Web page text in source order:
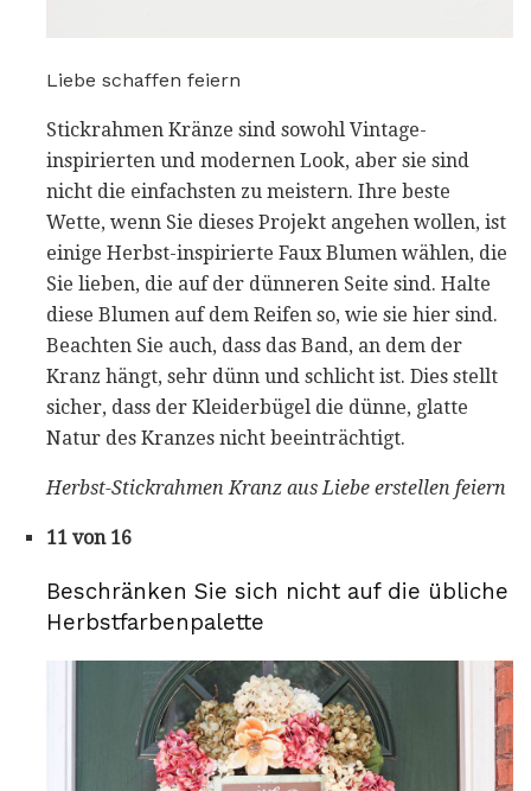
Liebe schaffen feiern
Stickrahmen Kränze sind sowohl Vintage-
inspirierten und modernen Look, aber sie sind
nicht die einfachsten zu meistern. Ihre beste
Wette, wenn Sie dieses Projekt angehen wollen, ist
einige Herbst-inspirierte Faux Blumen wählen, die
Sie lieben, die auf der dünneren Seite sind. Halte
diese Blumen auf dem Reifen so, wie sie hier sind.
Beachten Sie auch, dass das Band, an dem der
Kranz hängt, sehr dünn und schlicht ist. Dies stellt
sicher, dass der Kleiderbügel die dünne, glatte
Natur des Kranzes nicht beeinträchtigt.
Herbst-Stickrahmen Kranz aus Liebe erstellen feiern
11 von 16
Beschränken Sie sich nicht auf die übliche
Herbstfarbenpalette